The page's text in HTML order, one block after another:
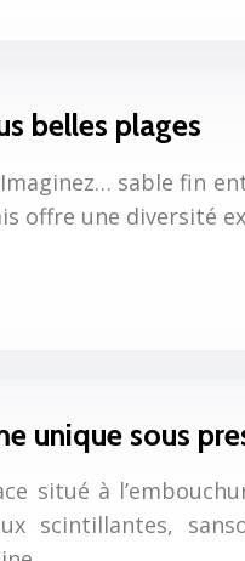
belles plages
Imaginez… sable fin
offre une diversité
unique sous
situé à
scintillantes,